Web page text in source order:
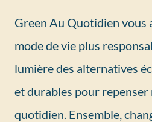
Green Au Quotidien vous
mode de vie plus
lumière des alternatives
et durables pour repenser
quotidien. Ensemble,